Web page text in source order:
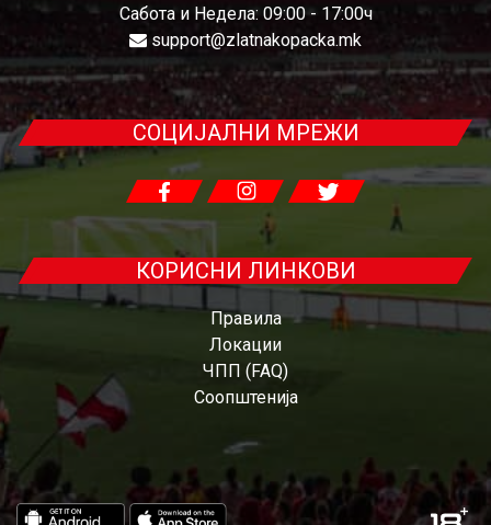
Сабота и Недела: 09:00 - 17:00ч
support@zlatnakopacka.mk
СОЦИЈАЛНИ МРЕЖИ
КОРИСНИ ЛИНКОВИ
Правила
Локации
ЧПП (FAQ)
Соопштенија